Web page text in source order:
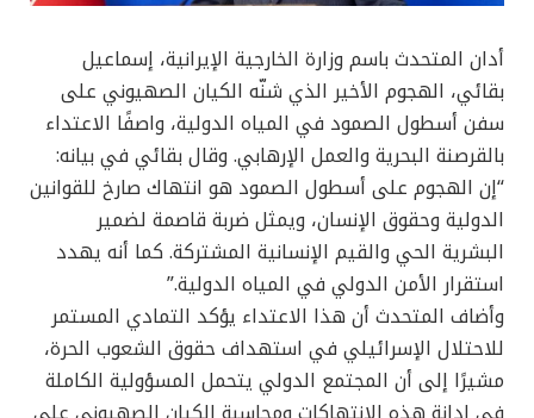
أدان المتحدث باسم وزارة الخارجية الإيرانية، إسماعيل
بقائي، الهجوم الأخير الذي شنّه الكيان الصهيوني على
سفن أسطول الصمود في المياه الدولية، واصفًا الاعتداء
بالقرصنة البحرية والعمل الإرهابي. وقال بقائي في بيانه:
“إن الهجوم على أسطول الصمود هو انتهاك صارخ للقوانين
الدولية وحقوق الإنسان، ويمثل ضربة قاصمة لضمير
البشرية الحي والقيم الإنسانية المشتركة. كما أنه يهدد
استقرار الأمن الدولي في المياه الدولية.”
وأضاف المتحدث أن هذا الاعتداء يؤكد التمادي المستمر
للاحتلال الإسرائيلي في استهداف حقوق الشعوب الحرة،
مشيرًا إلى أن المجتمع الدولي يتحمل المسؤولية الكاملة